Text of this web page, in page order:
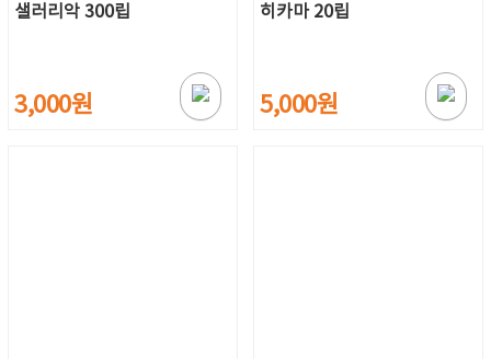
샐러리악 300립
3,000원
히카마 20립
5,000원